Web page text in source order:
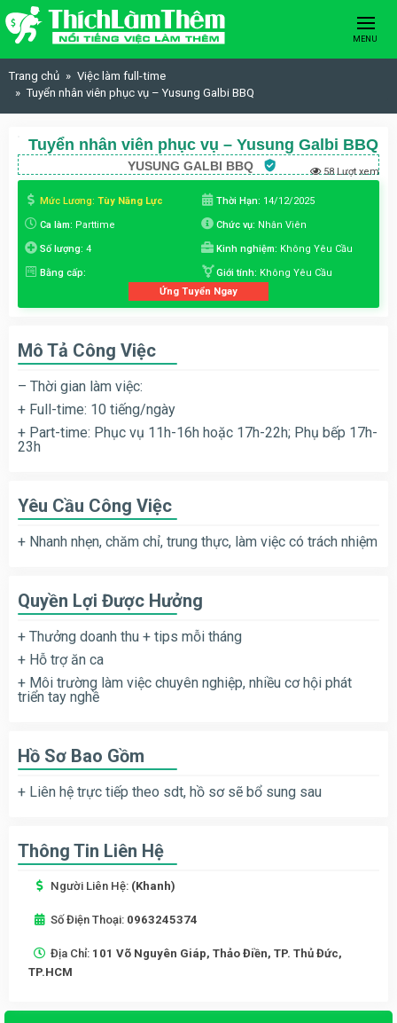
Skip to content
MENU
Trang chủ
Việc làm full-time
Tuyển nhân viên phục vụ – Yusung Galbi BBQ
Tuyển nhân viên phục vụ – Yusung Galbi BBQ
YUSUNG GALBI BBQ 58 Lượt xem
Mức Lương: Tùy Năng Lực Thời Hạn: 14/12/2025
Ca làm: Parttime Chức vụ: Nhân Viên
Số lượng: 4 Kinh nghiệm: Không Yêu Cầu
Bằng cấp: Giới tính: Không Yêu Cầu
Ứng Tuyển Ngay
Mô Tả Công Việc
– Thời gian làm việc:
+ Full-time: 10 tiếng/ngày
+ Part-time: Phục vụ 11h-16h hoặc 17h-22h; Phụ bếp 17h-
23h
Yêu Cầu Công Việc
+ Nhanh nhẹn, chăm chỉ, trung thực, làm việc có trách nhiệm
Quyền Lợi Được Hưởng
+ Thưởng doanh thu + tips mỗi tháng
+ Hỗ trợ ăn ca
+ Môi trường làm việc chuyên nghiệp, nhiều cơ hội phát
triển tay nghề
Hồ Sơ Bao Gồm
+ Liên hệ trực tiếp theo sdt, hồ sơ sẽ bổ sung sau
Thông Tin Liên Hệ
Người Liên Hệ: (Khanh)
Số Điện Thoại: 0963245374
Địa Chỉ: 101 Võ Nguyên Giáp, Thảo Điền, TP. Thủ Đức,
TP.HCM